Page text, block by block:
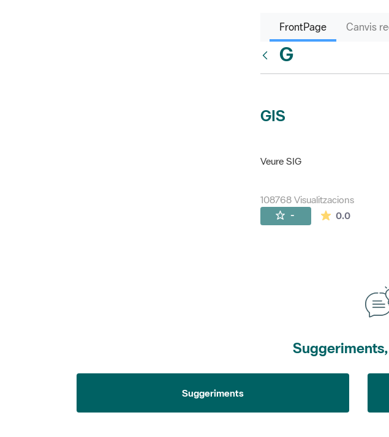
FrontPage Canvis
G
GIS
Veure SIG
108768 Visualitzacions
- 0.0La
Suggeriments